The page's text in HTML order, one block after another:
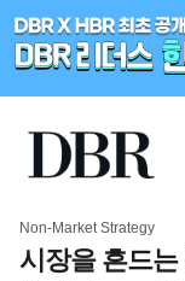
Non-Market Strategy
시장을 흔드